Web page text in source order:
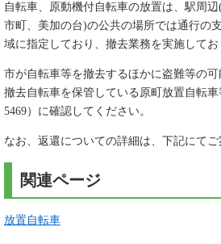
自転車、原動機付自転車の放置は、駅周
市町、美加の台)の公共の場所では通行の
域に指定しており、撤去業務を実施してお
市が自転車等を撤去するほかに盗難等の
撤去自転車を保管している原町放置自転
5469）に確認してください。
なお、返還についての詳細は、下記にてご
関連ページ
放置自転車